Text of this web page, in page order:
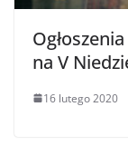
na V
16 lutego 2020